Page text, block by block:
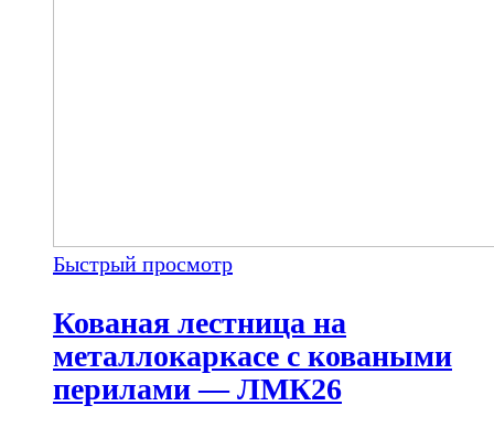
Быстрый просмотр
Кованая лестница на
металлокаркасе с коваными
перилами — ЛМК26